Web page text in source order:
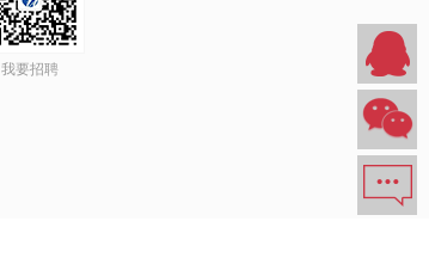
我要招聘